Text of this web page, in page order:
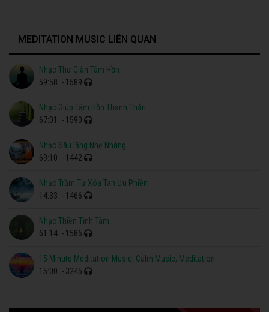
MEDITATION MUSIC LIÊN QUAN
Nhạc Thư Giãn Tâm Hồn
59:58 - 1589
Nhạc Giúp Tâm Hồn Thanh Thản
67:01
- 1590
Nhạc Sâu lắng Nhẹ Nhàng
69:10 - 1442
Nhạc Trầm Tư Xóa Tan Ưu Phiền
14:33 - 1466
Nhạc Thiền Tĩnh Tâm
61:14 - 1586
15 Minute Meditation Music, Calm Music, Meditation
15:00 - 3245